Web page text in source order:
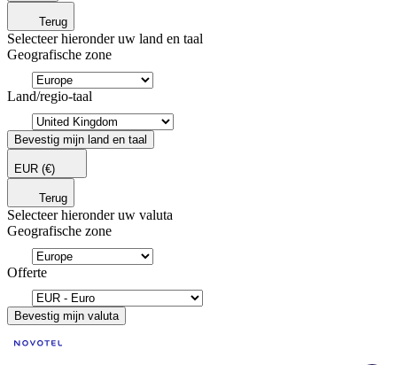
Terug
Selecteer hieronder uw land en taal
Geografische zone
Land/regio-taal
Bevestig mijn land en taal
EUR (€)
Terug
Selecteer hieronder uw valuta
Geografische zone
Offerte
Bevestig mijn valuta